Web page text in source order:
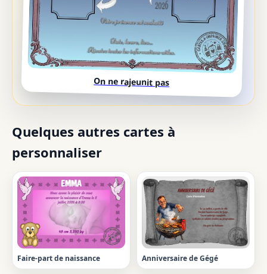
On ne rajeunit pas
Quelques autres cartes à
personnaliser
Faire-part de naissance Anniversaire de Gégé